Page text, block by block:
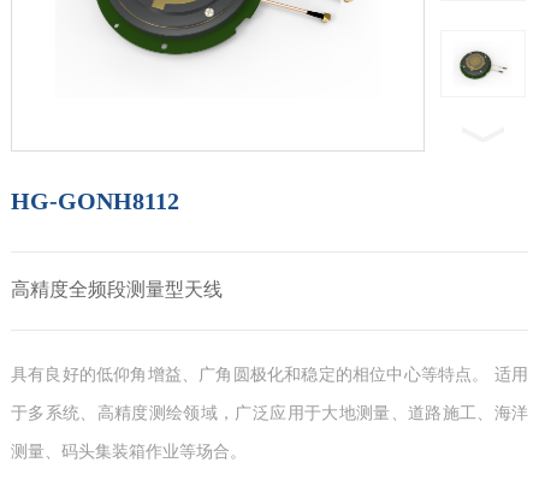
HG-GONH8112
高精度全频段测量型天线
具有良好的低仰角增益、广角圆极化和稳定的相位中心等特点。 适用
于多系统、高精度测绘领域，广泛应用于大地测量、道路施工、海洋
测量、码头集装箱作业等场合。